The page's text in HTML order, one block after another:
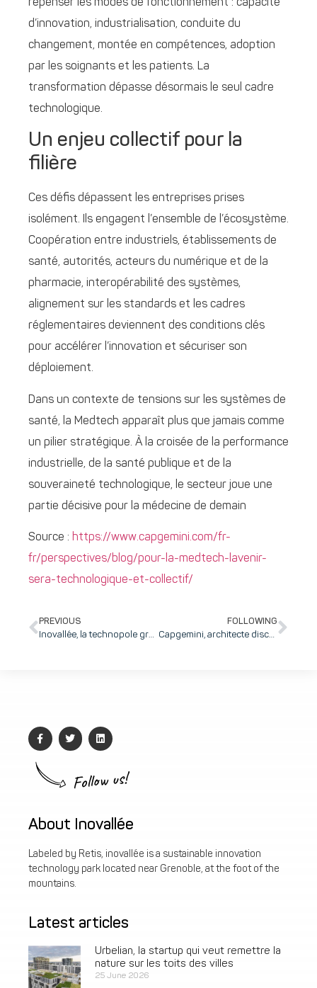
repenser les modes de fonctionnement : capacité
d’innovation, industrialisation, conduite du
changement, montée en compétences, adoption
par les soignants et les patients. La
transformation dépasse désormais le seul cadre
technologique.
Un enjeu collectif pour la
filière
Ces défis dépassent les entreprises prises
isolément. Ils engagent l’ensemble de l’écosystème.
Coopération entre industriels, établissements de
santé, autorités, acteurs du numérique et de la
pharmacie, interopérabilité des systèmes,
alignement sur les standards et les cadres
réglementaires deviennent des conditions clés
pour accélérer l’innovation et sécuriser son
déploiement.
Dans un contexte de tensions sur les systèmes de
santé, la Medtech apparaît plus que jamais comme
un pilier stratégique. À la croisée de la performance
industrielle, de la santé publique et de la
souveraineté technologique, le secteur joue une
partie décisive pour la médecine de demain
Source : https://www.capgemini.com/fr-
fr/perspectives/blog/pour-la-medtech-lavenir-
sera-technologique-et-collectif/
PREVIOUS
Inovallée, la technopole grenobloise qui fait rayonner la healthtech
FOLLOWING
Capgemini, architecte discret mais central de la révolution healthtech
Follow us!
About Inovallée
Labeled by Retis, inovallée is a sustainable innovation
technology park located near Grenoble, at the foot of the
mountains.
Latest articles
Urbelian, la startup qui veut remettre la
nature sur les toits des villes
25 June 2026